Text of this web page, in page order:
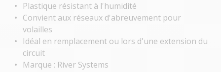
Plastique résistant à l'humidité
Convient aux réseaux d'abreuvement pour
volailles
Idéal en remplacement ou lors d'une extension du
circuit
Marque : River Systems